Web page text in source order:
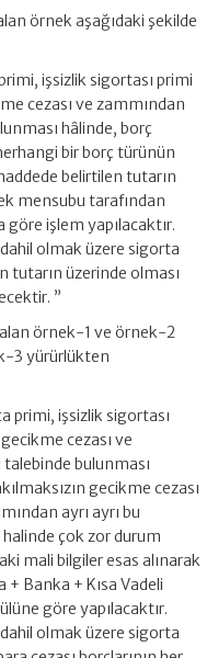
örnek aşağıdaki şekilde
işsizlik sigortası primi
cezası ve zammından
hâlinde, borç
bir borç türünün
belirtilen tutarın
mensubu tarafından
işlem yapılacaktır.
olmak üzere sigorta
tutarın üzerinde olması
”
alan örnek-1 ve örnek-2
3 yürürlükten
primi, işsizlik sigortası
cezası ve
bulunması
gecikme cezası
ayrı ayrı bu
çok zor durum
mali bilgiler esas alınarak
Banka + Kısa Vadeli
göre yapılacaktır.
olmak üzere sigorta